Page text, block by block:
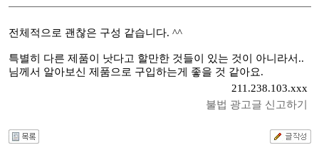
전체적으로 괜찮은 구성 같습니다. ^^
특별히 다른 제품이 낫다고 할만한 것들이 있는 것이 아니라서..
님께서 알아보신 제품으로 구입하는게 좋을 것 같아요.
211.238.103.xxx
불법 광고글 신고하기